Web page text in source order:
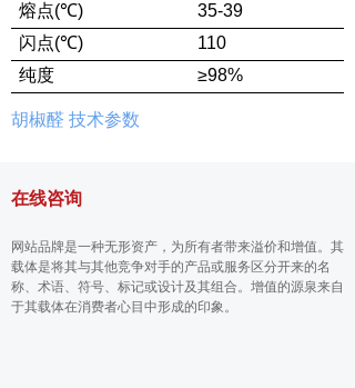
熔点(℃)
35-39
闪 点(℃)
110
纯度
≥98%
胡椒醛 技术参数
在线咨询
网站品牌是一种无形资产，为所有者带来溢价和增值。其
载体是将其与其他竞争对手的产品或服务区分开来的名
称、术语、符号、标记或设计及其组合。增值的源泉来自
于其载体在消费者心目中形成的印象。